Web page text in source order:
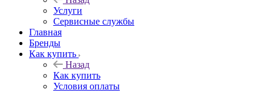
Услуги
Сервисные службы
Главная
Бренды
Как купить
Назад
Как купить
Условия оплаты